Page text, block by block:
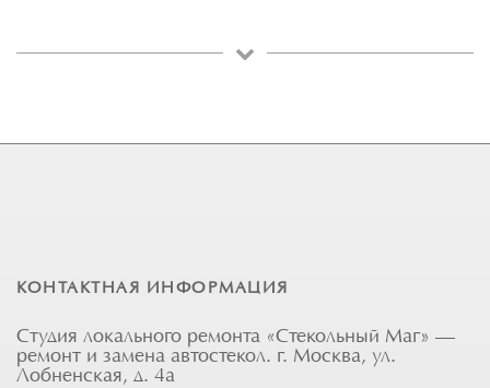
КОНТАКТНАЯ ИНФОРМАЦИЯ
Студия локального ремонта «Стекольный Маг» —
ремонт и замена автостекол. г. Москва, ул.
Лобненская, д. 4а